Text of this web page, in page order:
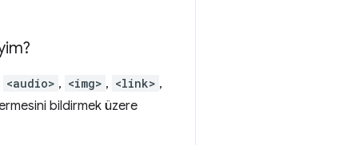
<audio> , <img> , <link> ,
bildirmek üzere